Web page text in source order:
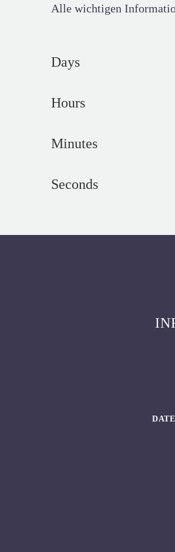
Alle wichtigen
Days
Hours
Minutes
Seconds